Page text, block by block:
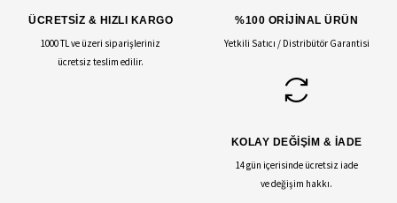
ÜCRETSİZ & HIZLI KARGO
1000 TL ve üzeri siparişleriniz
ücretsiz teslim edilir.
%100 ORİJİNAL ÜRÜN
Yetkili Satıcı / Distribütör Garantisi
KOLAY DEĞİŞİM & İADE
14 gün içerisinde ücretsiz iade
ve değişim hakkı.